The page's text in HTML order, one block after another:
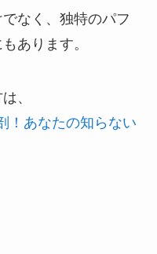
なく、独特のパフ
あります。
、
！あなたの知らない